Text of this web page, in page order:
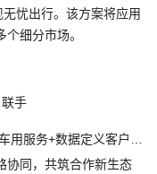
忧出行。该方案将应用
细分市场。
联手
上一篇：从被动维修到价值共创 东风商用车用服务+数据定义客户满意新高度
协同，共筑合作新生态